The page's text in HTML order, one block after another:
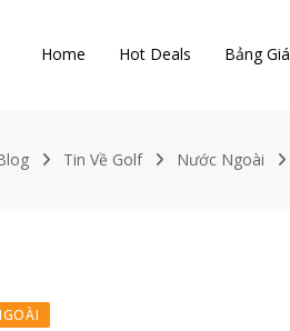
Home Hot Deals Bảng Giá
Tin Về Golf Nước Ngoài